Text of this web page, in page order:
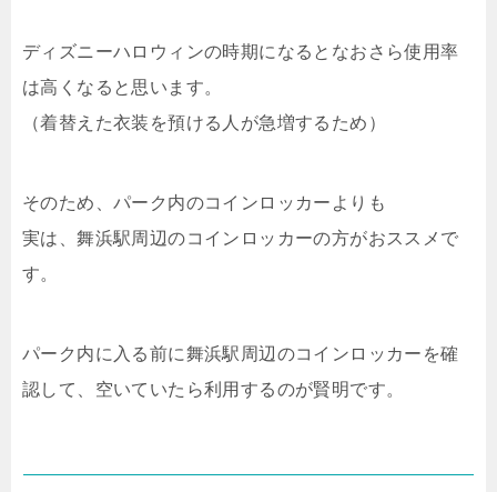
ディズニーハロウィンの時期になるとなおさら使用率
は高くなると思います。
（着替えた衣装を預ける人が急増するため）
そのため、パーク内のコインロッカーよりも
実は、舞浜駅周辺のコインロッカーの方がおススメで
す。
パーク内に入る前に舞浜駅周辺のコインロッカーを確
認して、空いていたら利用するのが賢明です。